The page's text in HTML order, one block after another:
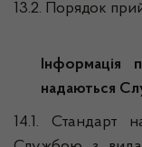
13.2. Порядок
Інформація
надаються
14.1. Стандарт